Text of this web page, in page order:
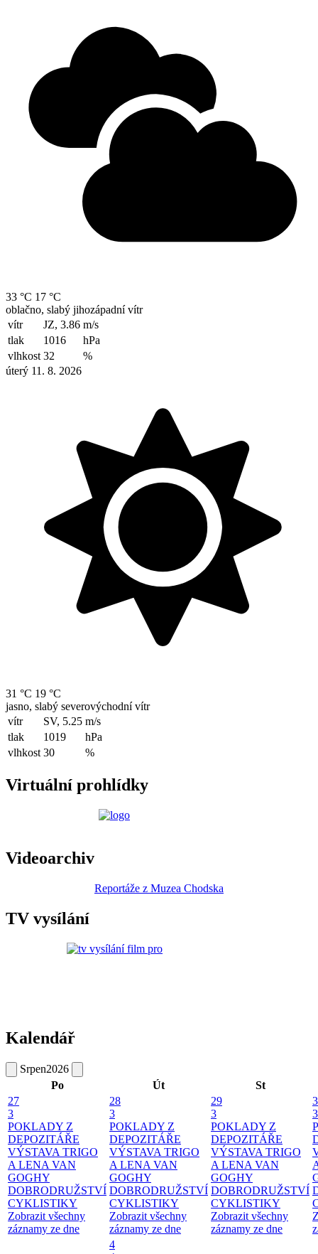
33 °C 17 °C
oblačno, slabý jihozápadní vítr
vítr
JZ, 3.86 m/s
tlak
1016
hPa
vlhkost 32
%
úterý 11. 8. 2026
31 °C 19 °C
jasno, slabý severovýchodní vítr
vítr
SV, 5.25 m/s
tlak
1019
hPa
vlhkost 30 %
Virtuální prohlídky
Videoarchiv
Reportáže z Muzea Chodska
TV vysílání
Kalendář
Srpen2026
Po
Út
St
27
3
POKLADY Z
DEPOZITÁŘE
VÝSTAVA TRIGO
A LENA VAN
GOGHY
DOBRODRUŽSTVÍ
CYKLISTIKY
Zobrazit všechny
záznamy ze dne
28
3
POKLADY Z
DEPOZITÁŘE
VÝSTAVA TRIGO
A LENA VAN
GOGHY
DOBRODRUŽSTVÍ
CYKLISTIKY
Zobrazit všechny
záznamy ze dne
29
3
POKLADY Z
DEPOZITÁŘE
VÝSTAVA TRIGO
A LENA VAN
GOGHY
DOBRODRUŽSTVÍ
CYKLISTIKY
Zobrazit všechny
záznamy ze dne
3
4